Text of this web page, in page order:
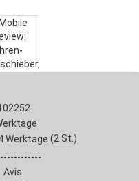
(2 St.)
Avis: